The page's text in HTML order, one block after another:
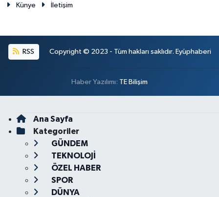
Künye İletişim
RSS Copyright © 2023 - Tüm hakları saklıdır. Eyüphaberi
Haber Yazılımı: TE Bilişim
Ana Sayfa
Kategoriler
GÜNDEM
TEKNOLOJİ
ÖZEL HABER
SPOR
DÜNYA